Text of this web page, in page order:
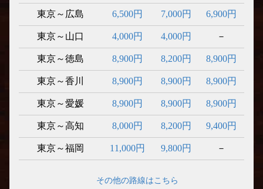
東京～広島 6,500円 7,000円 6,900円
東京～山口 4,000円 4,000円 －
東京～徳島 8,900円 8,200円 8,900円
東京～香川 8,900円 8,900円 8,900円
東京～愛媛 8,900円 8,900円 8,900円
東京～高知 8,000円 8,200円 9,400円
東京～福岡 11,000円 9,800円 －
その他の路線はこちら